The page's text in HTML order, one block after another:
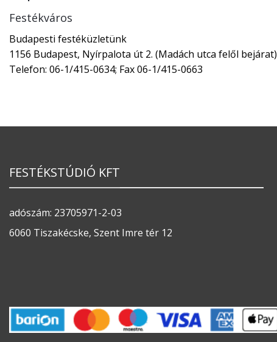
Festékváros
Budapesti festéküzletünk
1156 Budapest, Nyírpalota út 2. (Madách utca felől bejárat)
Telefon: 06-1/415-0634; Fax 06-1/415-0663
FESTÉKSTÚDIÓ KFT
adószám: 23705971-2-03
6060 Tiszakécske, Szent Imre tér 12